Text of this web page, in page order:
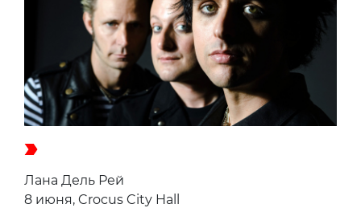
Лана Дель Рей
8 июня, Crocus City Hall